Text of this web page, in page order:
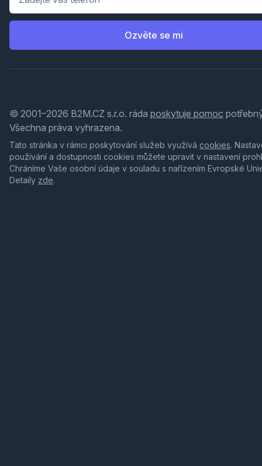
Ozvěte se mi
© 2001–2026 B2M.CZ s.r.o. ráda poskytuje pomoc
Všechna práva vyhrazena.
Tato stránka v rámci poskytování služeb využívá cookies.
používání a dostupnosti cookies můžete upravit v nastavení
Chráníme Vaše osobní údaje v souladu s nařízením Evropské
Detaily zde.